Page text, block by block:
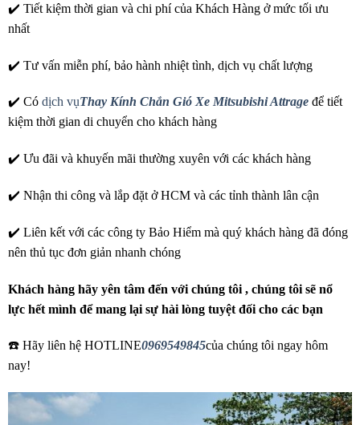
✔️ Tiết kiệm thời gian và chi phí của Khách Hàng ở mức tối ưu
nhất
✔️ Tư vấn miễn phí, bảo hành nhiệt tình, dịch vụ chất lượng
✔️ Có dịch vụThay Kính Chắn Gió Xe Mitsubishi Attrage để tiết
kiệm thời gian di chuyển cho khách hàng
✔️ Ưu đãi và khuyến mãi thường xuyên với các khách hàng
✔️ Nhận thi công và lắp đặt ở HCM và các tỉnh thành lân cận
✔️ Liên kết với các công ty Bảo Hiểm mà quý khách hàng đã đóng
nên thủ tục đơn giản nhanh chóng
Khách hàng hãy yên tâm đến với chúng tôi , chúng tôi sẽ nổ
lực hết mình để mang lại sự hài lòng tuyệt đối cho các bạn
☎️ Hãy liên hệ HOTLINE0969549845của chúng tôi ngay hôm
nay!